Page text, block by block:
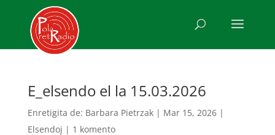
E_elsendo el la 15.03.2026
Enretigita de: Barbara Pietrzak| Mar 15, 2026|
Elsendoj | 1 komento